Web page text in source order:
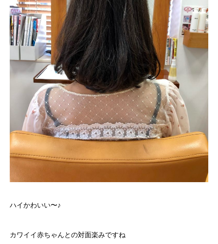
ハイかわいい〜♪
カワイイ赤ちゃんとの対面楽みですね